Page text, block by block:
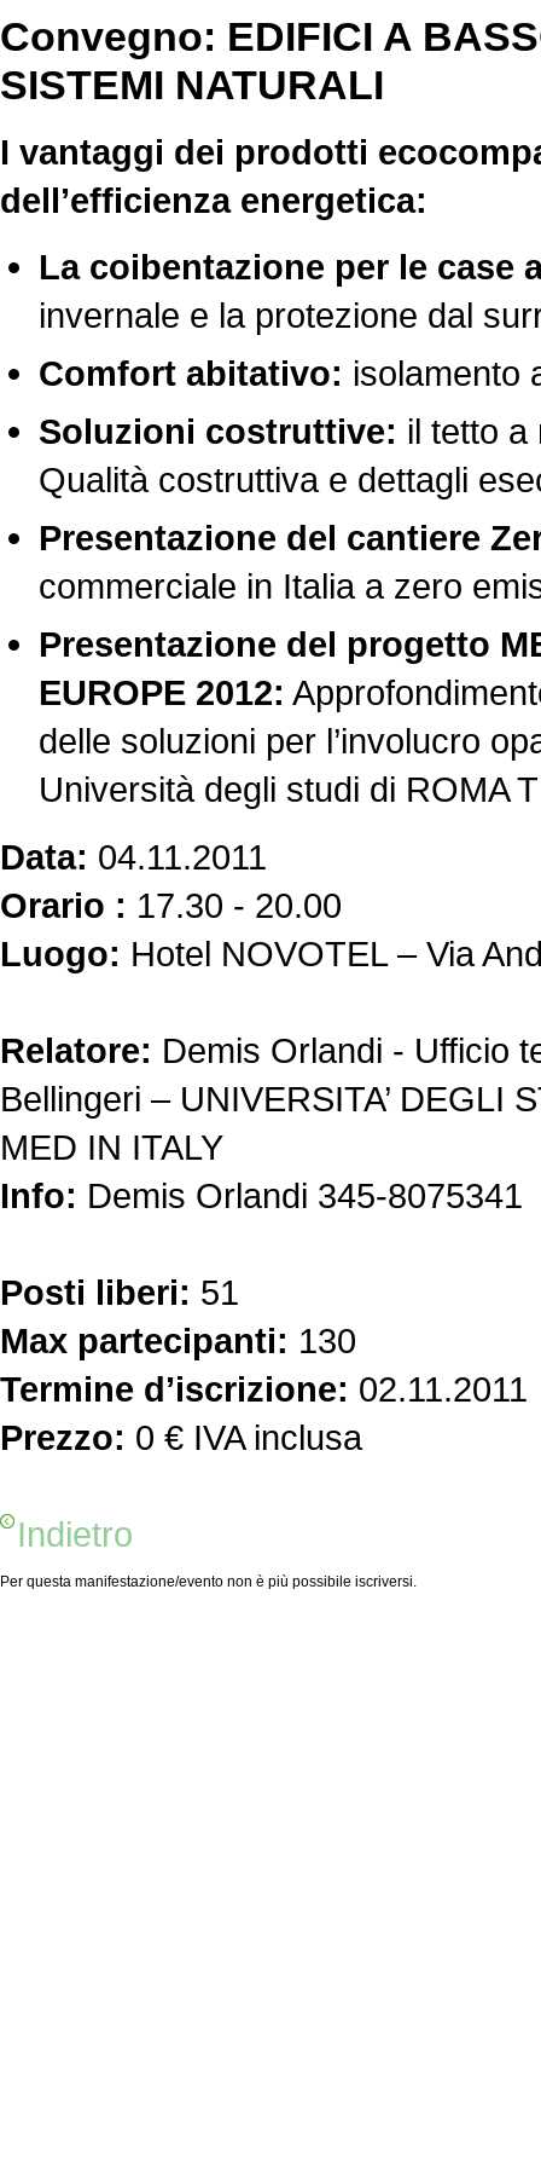
Convegno: EDIFICI A
SISTEMI NATURALI
I vantaggi dei prodotti
dell’efficienza energetica:
La coibentazione per le case
invernale e la protezione dal
Comfort abitativo: isolamento
Soluzioni costruttive: il tetto a
Qualità costruttiva e dettagli
Presentazione del cantiere
commerciale in Italia a zero
Presentazione del progetto
EUROPE 2012:
delle soluzioni per l’involucro
Università degli studi di ROMA
Data: 04.11.2011
Orario : 17.30 - 20.00
Luogo: Hotel NOVOTEL – Via
Relatore: Demis Orlandi - Ufficio
Bellingeri – UNIVERSITA’ DEGLI
MED IN ITALY
Info: Demis Orlandi 345-8075341
Posti liberi: 51
Max partecipanti: 130
Termine d’iscrizione: 02.11.2011
Prezzo: 0 € IVA inclusa
Indietro
Per questa manifestazione/evento non è più possibile iscriversi.